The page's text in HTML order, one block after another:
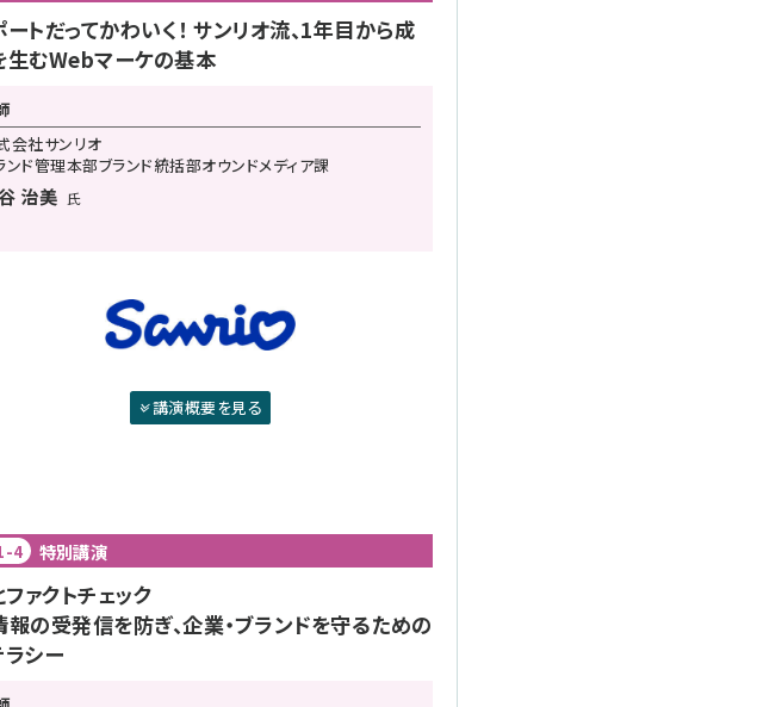
ートだってかわいく！ サンリオ流、1年目から成
生むWebマーケの基本
会社サンリオ
ンド管理本部ブランド統括部オウンドメディア課
治美 氏
講演概要を見る
4 特別講演
ァクトチェック
報の受発信を防ぎ、企業・ブランドを守るための
ラシー